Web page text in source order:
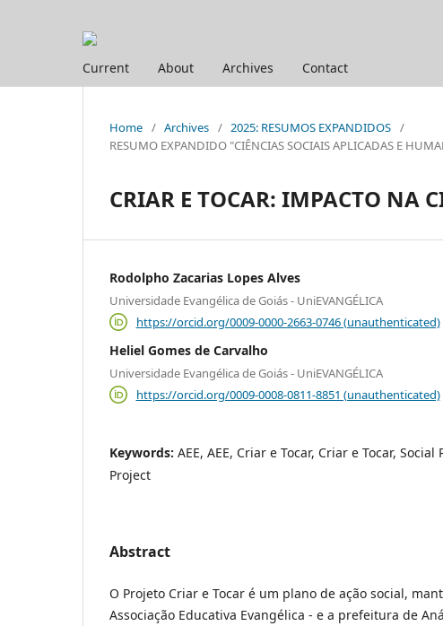
Current About Archives Contact
Home / Archives / 2025: RESUMOS EXPANDIDOS /
RESUMO EXPANDIDO "CIÊNCIAS SOCIAIS APLICADAS E
CRIAR E TOCAR: IMPACTO NA
Rodolpho Zacarias Lopes Alves
Universidade Evangélica de Goiás - UniEVANGÉLICA
https://orcid.org/0009-0000-2663-0746 (unauthenticated)
Heliel Gomes de Carvalho
Universidade Evangélica de Goiás - UniEVANGÉLICA
https://orcid.org/0009-0008-0811-8851 (unauthenticated)
Keywords: AEE, AEE, Criar e Tocar, Criar e Tocar, Social
Project
Abstract
O Projeto Criar e Tocar é um plano de ação social,
Associação Educativa Evangélica - e a prefeitura de